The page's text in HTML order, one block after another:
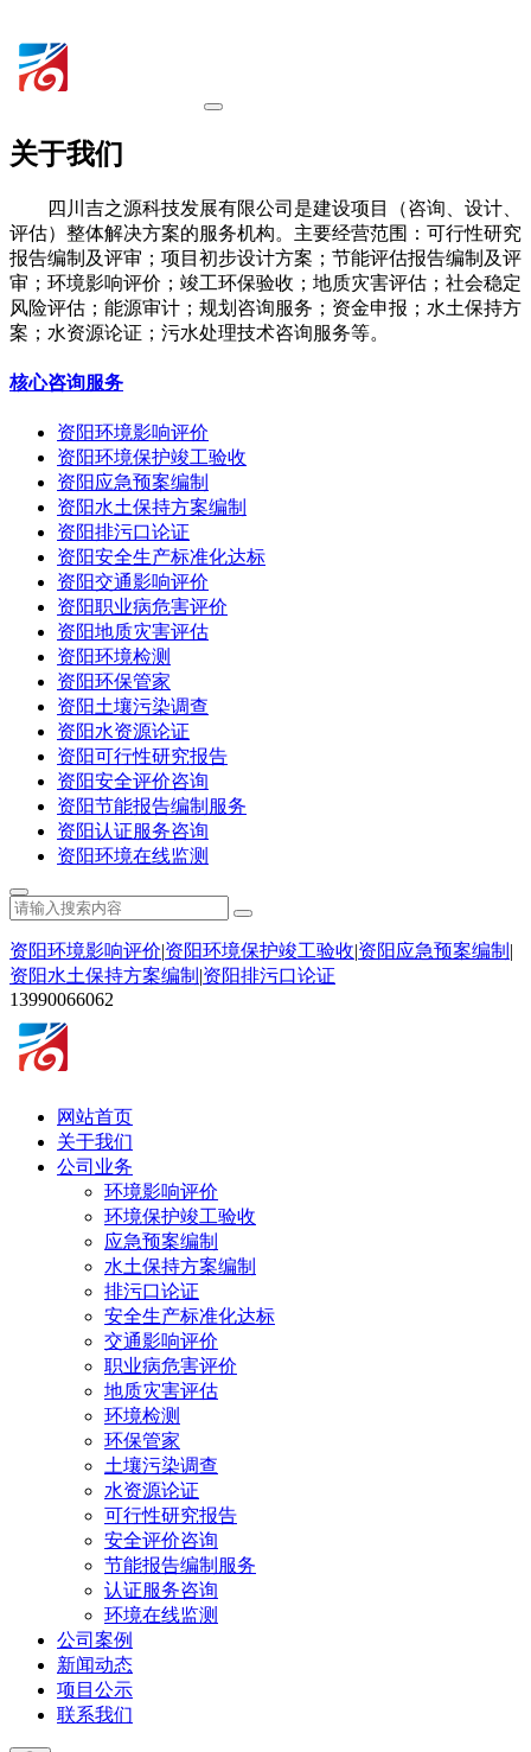
关于我们
四川吉之源科技发展有限公司是建设项目（咨询、设计、
评估）整体解决方案的服务机构。主要经营范围：可行性研究
报告编制及评审；项目初步设计方案；节能评估报告编制及评
审；环境影响评价；竣工环保验收；地质灾害评估；社会稳定
风险评估；能源审计；规划咨询服务；资金申报；水土保持方
案；水资源论证；污水处理技术咨询服务等。
核心咨询服务
资阳环境影响评价
资阳环境保护竣工验收
资阳应急预案编制
资阳水土保持方案编制
资阳排污口论证
资阳安全生产标准化达标
资阳交通影响评价
资阳职业病危害评价
资阳地质灾害评估
资阳环境检测
资阳环保管家
资阳土壤污染调查
资阳水资源论证
资阳可行性研究报告
资阳安全评价咨询
资阳节能报告编制服务
资阳认证服务咨询
资阳环境在线监测
资阳环境影响评价|资阳环境保护竣工验收|资阳应急预案编制 |
资阳水土保持方案编制 |资阳排污口论证
13990066062
网站首页
关于我们
公司业务
环境影响评价
环境保护竣工验收
应急预案编制
水土保持方案编制
排污口论证
安全生产标准化达标
交通影响评价
职业病危害评价
地质灾害评估
环境检测
环保管家
土壤污染调查
水资源论证
可行性研究报告
安全评价咨询
节能报告编制服务
认证服务咨询
环境在线监测
公司案例
新闻动态
项目公示
联系我们